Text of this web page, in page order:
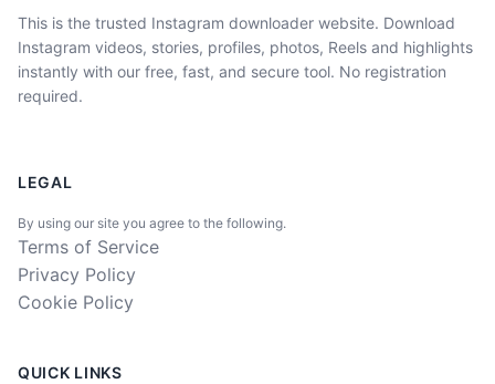
This is the trusted Instagram downloader website. Download
Instagram videos, stories, profiles, photos, Reels and highlights
instantly with our free, fast, and secure tool. No registration
required.
LEGAL
By using our site you agree to the following.
Terms of Service
Privacy Policy
Cookie Policy
QUICK LINKS